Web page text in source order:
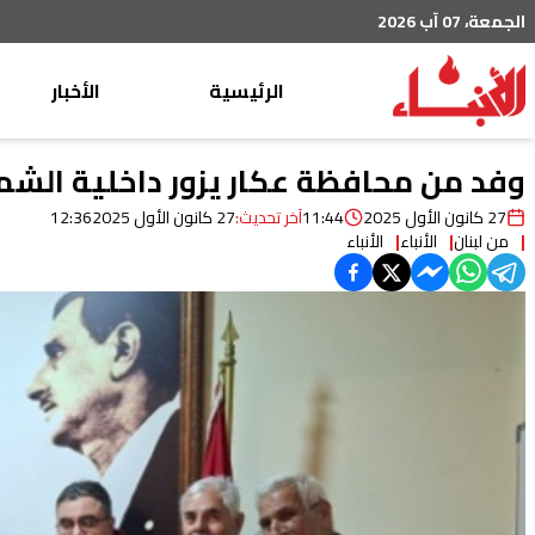
الجمعة، 07 آب 2026
الرئيسية
الأخبار
محليات
عربي دولي
خاص
رياضة
من لبنان
ثقافة ومجتمع
منوعات
وفد من محافظة عكار يزور داخلية
27 كانون الأول 2025 11:44آخر تحديث:27 كانون الأول 2025 12:36
من لبنان الأنباء الأنباء